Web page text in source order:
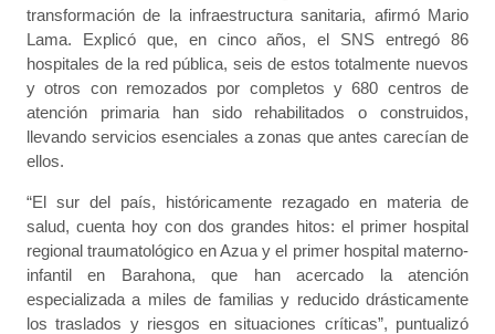
transformación de la infraestructura sanitaria, afirmó Mario
Lama. Explicó que, en cinco años, el SNS entregó 86
hospitales de la red pública, seis de estos totalmente nuevos
y otros con remozados por completos y 680 centros de
atención primaria han sido rehabilitados o construidos,
llevando servicios esenciales a zonas que antes carecían de
ellos.
“El sur del país, históricamente rezagado en materia de
salud, cuenta hoy con dos grandes hitos: el primer hospital
regional traumatológico en Azua y el primer hospital materno-
infantil en Barahona, que han acercado la atención
especializada a miles de familias y reducido drásticamente
los traslados y riesgos en situaciones críticas”, puntualizó